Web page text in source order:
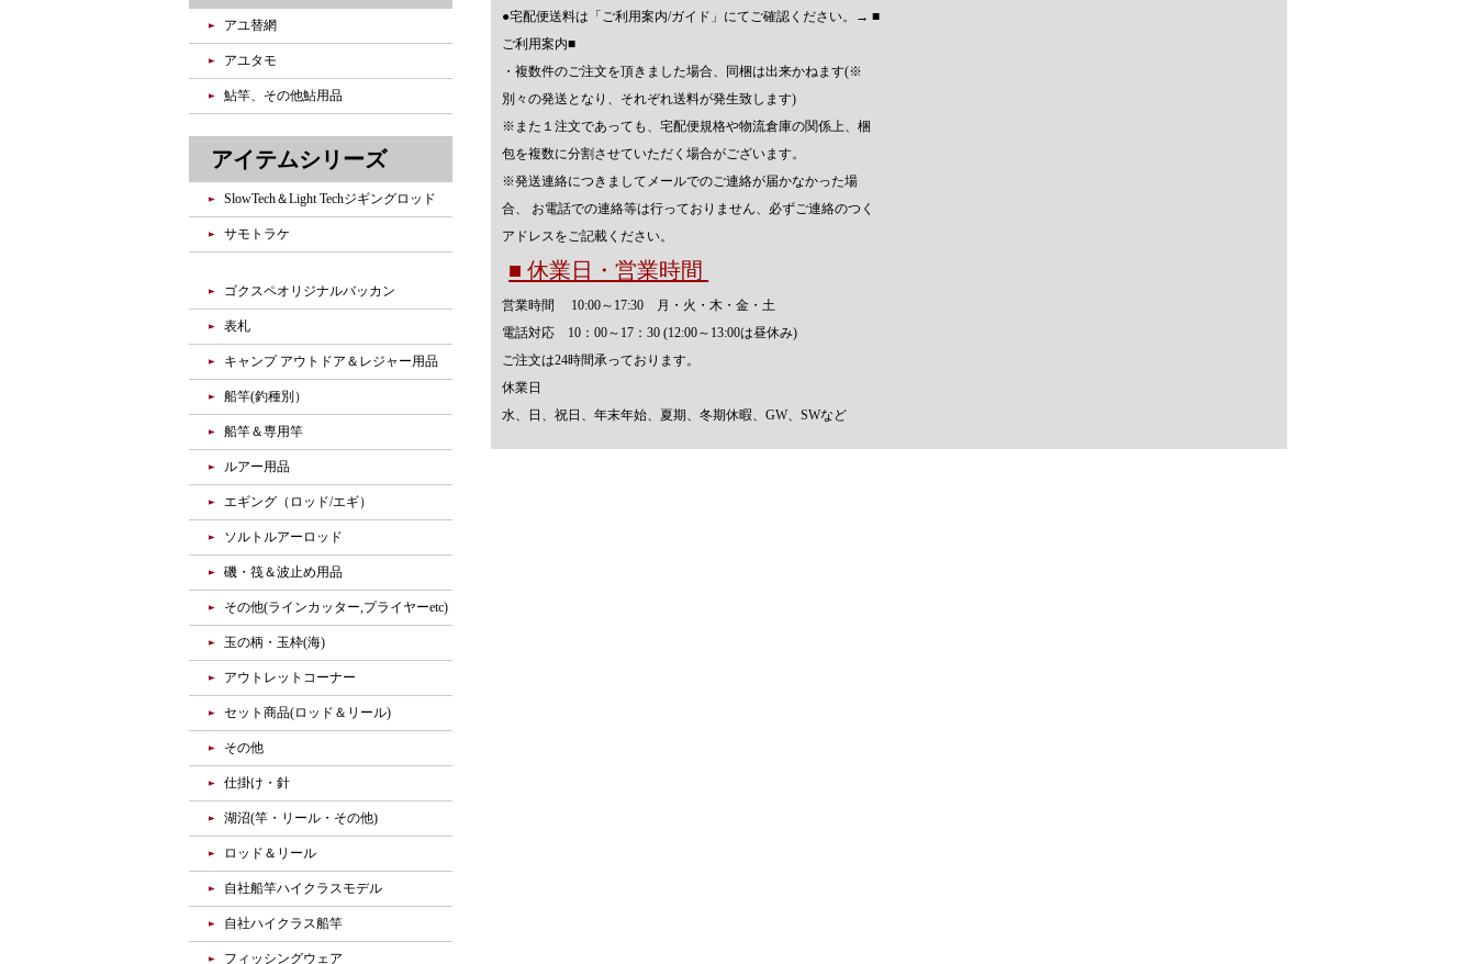
●宅配便送料は「ご利用案内/ガイド」にてご確認ください。→ ■
ご利用案内■
・複数件のご注文を頂きました場合、同梱は出来かねます(※
別々の発送となり、それぞれ送料が発生致します)
※また１注文であっても、宅配便規格や物流倉庫の関係上、梱
包を複数に分割させていただく場合がございます。
※発送連絡につきましてメールでのご連絡が届かなかった場
合、 お電話での連絡等は行っておりません、必ずご連絡のつく
アドレスをご記載ください。
■ 休業日・営業時間
営業時間 10:00～17:30 月・火・木・金・土
電話対応 10：00～17：30 (12:00～13:00は昼休み)
ご注文は24時間承っております。
休業日
水、日、祝日、年末年始、夏期、冬期休暇、GW、SWなど
アユ替網
アユタモ
鮎竿、その他鮎用品
アイテムシリーズ
SlowTech＆Light Techジギングロッド
サモトラケ
ゴクスペオリジナルバッカン
表札
キャンプ アウトドア＆レジャー用品
船竿(釣種別）
船竿＆専用竿
ルアー用品
エギング（ロッド/エギ）
ソルトルアーロッド
磯・筏＆波止め用品
その他(ラインカッター,プライヤーetc)
玉の柄・玉枠(海)
アウトレットコーナー
セット商品(ロッド＆リール)
その他
仕掛け・針
湖沼(竿・リール・その他)
ロッド＆リール
自社船竿ハイクラスモデル
自社ハイクラス船竿
フィッシングウェア